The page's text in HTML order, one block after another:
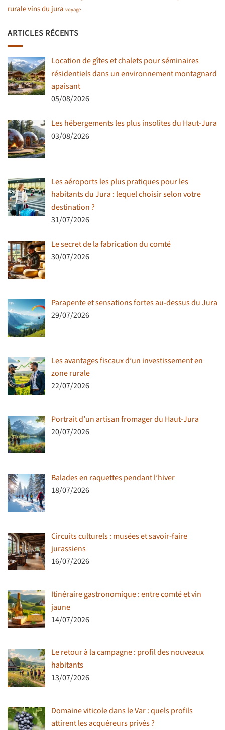
ruralevins du jura voyage
ARTICLES RÉCENTS
Location de gîtes et chalets pour séminaires
résidentiels dans un environnement montagnard
apaisant
05/08/2026
Les hébergements les plus insolites du Haut-Jura
03/08/2026
Les aéroports les plus pratiques pour les
habitants du Jura : lequel choisir selon votre
destination ?
31/07/2026
Le secret de la fabrication du comté
30/07/2026
Parapente et sensations fortes au-dessus du Jura
29/07/2026
Les avantages fiscaux d’un investissement en
zone rurale
22/07/2026
Portrait d’un artisan fromager du Haut-Jura
20/07/2026
Balades en raquettes pendant l’hiver
18/07/2026
Circuits culturels : musées et savoir-faire
jurassiens
16/07/2026
Itinéraire gastronomique : entre comté et vin
jaune
14/07/2026
Le retour à la campagne : profil des nouveaux
habitants
13/07/2026
Domaine viticole dans le Var : quels profils
attirent les acquéreurs privés ?